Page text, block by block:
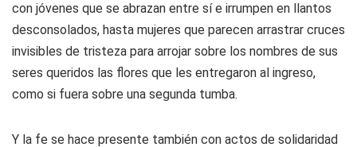
con jóvenes que se abrazan entre sí e irrumpen en llantos
desconsolados, hasta mujeres que parecen arrastrar cruces
invisibles de tristeza para arrojar sobre los nombres de sus
seres queridos las flores que les entregaron al ingreso,
como si fuera sobre una segunda tumba.
Y la fe se hace presente también con actos de solidaridad